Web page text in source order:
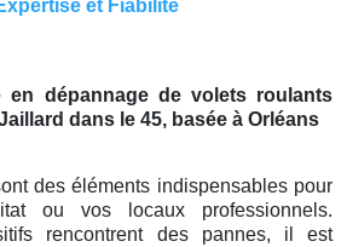
et Fiabilité
en dépannage de volets roulants
dans le 45, basée à Orléans
des éléments indispensables pour
ou vos locaux professionnels.
rencontrent des pannes, il est